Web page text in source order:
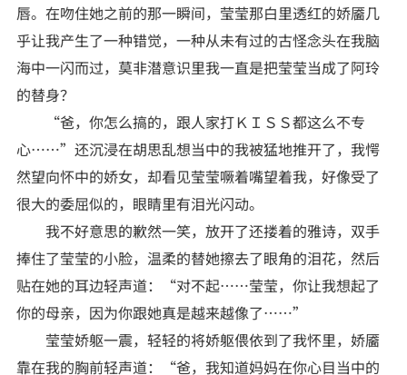
唇。在吻住她之前的那一瞬间，莹莹那白里透红的娇靥几
乎让我产生了一种错觉，一种从未有过的古怪念头在我脑
海中一闪而过，莫非潜意识里我一直是把莹莹当成了阿玲
的替身？
“爸，你怎么搞的，跟人家打ＫＩＳＳ都这么不专
心……”还沉浸在胡思乱想当中的我被猛地推开了，我愕
然望向怀中的娇女，却看见莹莹噘着嘴望着我，好像受了
很大的委屈似的，眼睛里有泪光闪动。
我不好意思的歉然一笑，放开了还搂着的雅诗，双手
捧住了莹莹的小脸，温柔的替她擦去了眼角的泪花，然后
贴在她的耳边轻声道：“对不起……莹莹，你让我想起了
你的母亲，因为你跟她真是越来越像了……”
莹莹娇躯一震，轻轻的将娇躯偎依到了我怀里，娇靥
靠在我的胸前轻声道：“爸，我知道妈妈在你心目当中的